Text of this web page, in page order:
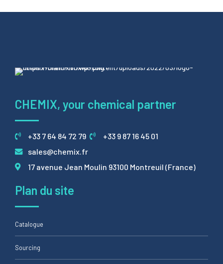
CHEMIX, your chemical partner
+33 7 64 84 72 79
+33 9 87 16 45 01
sales@chemix.fr
17 avenue Jean Moulin 93100 Montreuil (France)
Plan du site
Catalogue
Sourcing